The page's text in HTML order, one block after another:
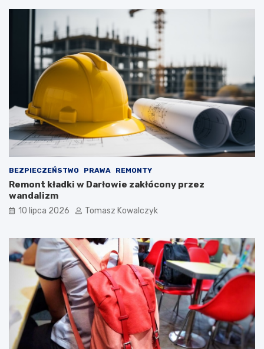
BEZPIECZEŃSTWO PRAWA REMONTY
Remont kładki w Darłowie zakłócony przez
wandalizm
10 lipca 2026 Tomasz Kowalczyk